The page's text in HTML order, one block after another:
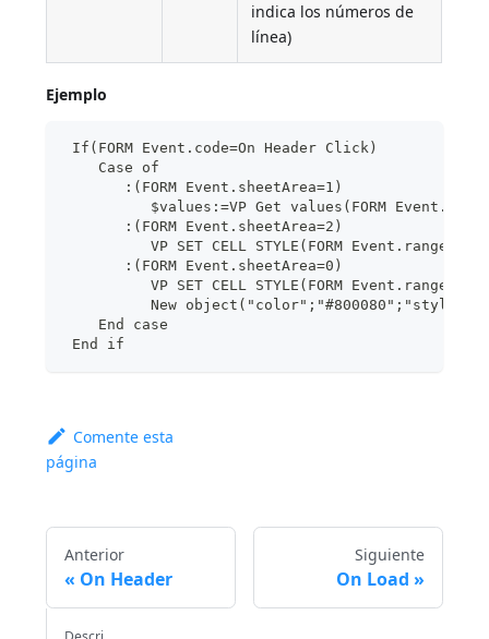
indica los números de
línea)
Ejemplo
If(FORM Event.code=On Header Click)
    Case of
       :(FORM Event.sheetArea=1)
$values:=VP Get values(FORM
       :(FORM Event.sheetArea=2)
VP SET CELL STYLE(FORM
       :(FORM Event.sheetArea=0)
VP SET CELL STYLE(FORM
New
    End case
End if
Comente esta
página
Anterior
On Header
Siguiente
On Load